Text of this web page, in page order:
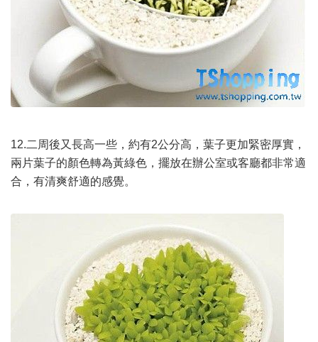
12.二周後又長高一些，約有2公分高，葉子更加緊密厚實，
兩片葉子的顏色轉為黃綠色，擺放在辦公室或客廳都非常適
合，有清爽舒適的感覺。